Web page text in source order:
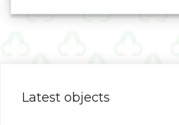
Latest objects